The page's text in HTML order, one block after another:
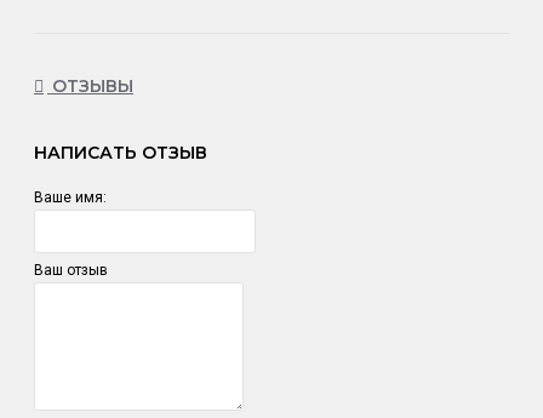
ОТЗЫВЫ
НАПИСАТЬ ОТЗЫВ
Ваше имя:
Ваш отзыв